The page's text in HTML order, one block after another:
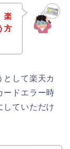
楽
方
として楽天カ
ードエラー時
していただけ